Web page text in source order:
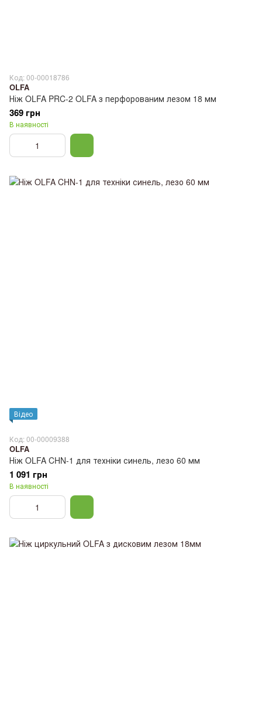
Код: 00-00018786
OLFA
Ніж OLFA PRC-2 OLFA з перфорованим лезом 18 мм
369 грн
В наявності
Відео
Код: 00-00009388
OLFA
Ніж OLFA CHN-1 для техніки синель, лезо 60 мм
1 091 грн
В наявності